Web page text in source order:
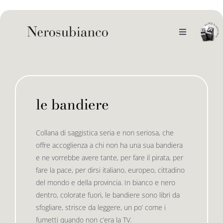
to
Toggle
il catalogo
le bandiere le bandiere in verticale
le drizze
e-book
le bandiere
Collana di saggistica seria e non seriosa, che
offre accoglienza a chi non ha una sua bandiera
e ne vorrebbe avere tante, per fare il pirata, per
fare la pace, per dirsi italiano, europeo, cittadino
del mondo e della provincia. In bianco e nero
dentro, colorate fuori, le bandiere sono libri da
sfogliare, strisce da leggere, un po’ come i
fumetti quando non c’era la TV.